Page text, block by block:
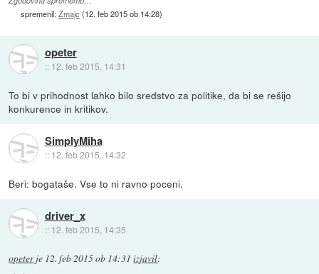
spremenil:Zmajc (12. feb 2015 ob 14:28)
opeter
:: 12. feb 2015, 14:31
To bi v prihodnost lahko bilo sredstvo za politike, da bi se rešijo
konkurence in kritikov.
SimplyMiha
:: 12. feb 2015, 14:32
Beri: bogataše. Vse to ni ravno poceni.
driver_x
:: 12. feb 2015, 14:35
opeterje 12. feb 2015 ob 14:31 izjavil: